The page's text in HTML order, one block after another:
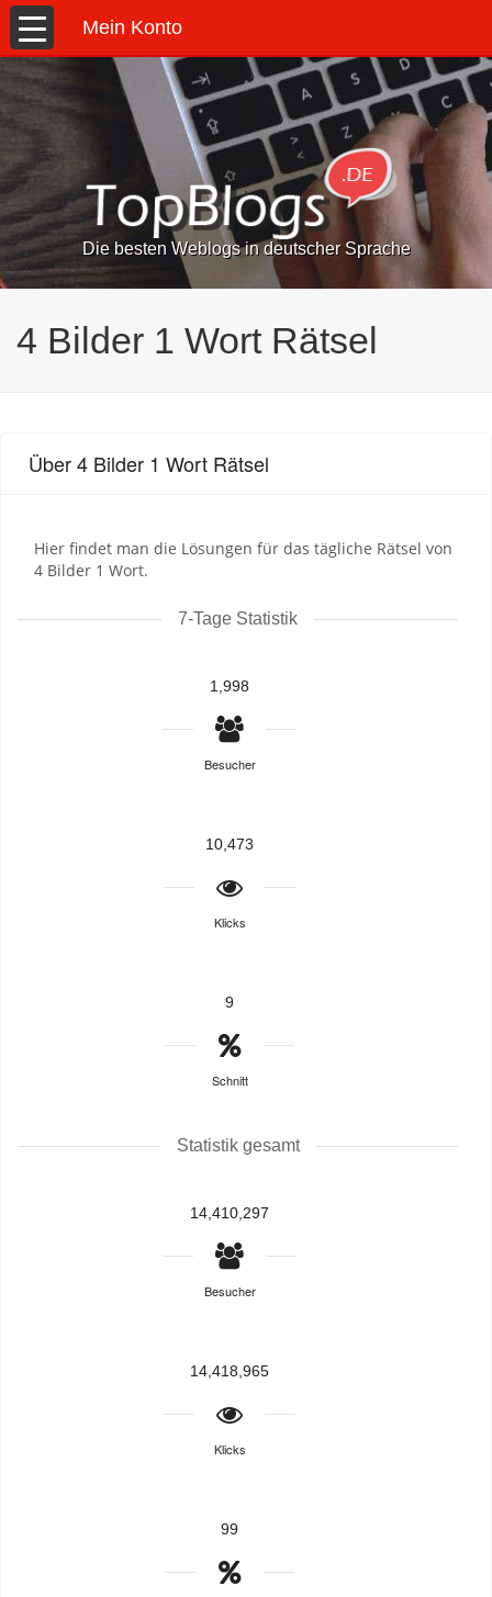
Mein Konto
Die besten Weblogs in deutscher Sprache
4 Bilder 1 Wort Rätsel
Über 4 Bilder 1 Wort Rätsel
Hier findet man die Lösungen für das tägliche Rätsel von
4 Bilder 1 Wort.
7-Tage Statistik
1,998
Besucher
10,473
Klicks
9
Schnitt
Statistik gesamt
14,410,297
Besucher
14,418,965
Klicks
99